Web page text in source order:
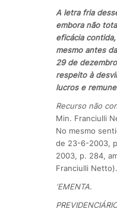
A letra fria
embora não
eficácia
mesmo antes
29 de
respeito à
lucros e
Recurso não
Min. Franciulli
No mesmo
de 23-6-2003,
2003, p. 284,
Franciulli Netto).
‘EMENTA.